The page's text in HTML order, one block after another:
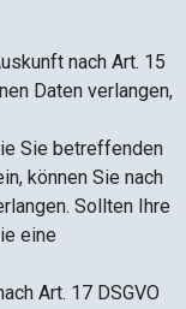
nach Art. 15
Daten verlangen,
Sie betreffenden
können Sie nach
Sollten Ihre
eine
Art. 17 DSGVO